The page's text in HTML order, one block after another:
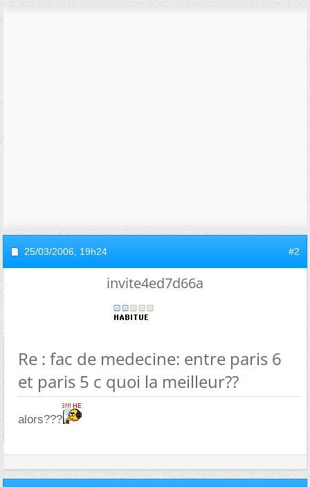
25/03/2006, 19h24 #2
invite4ed7d66a
Re : fac de medecine: entre paris 6
et paris 5 c quoi la meilleur??
alors???